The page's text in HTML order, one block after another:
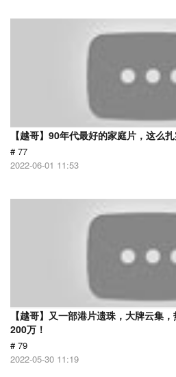
【越哥】90年代最好的家庭片，这么
# 77
2022-06-01 11:53
【越哥】又一部港片遗珠，大牌云集
200万！
# 79
2022-05-30 11:19